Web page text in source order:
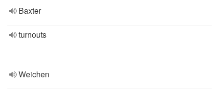
Baxter
turnouts
Weichen